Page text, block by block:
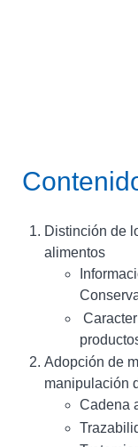
Distinción de
alimentos
Adopción de
manipulación
Cadena